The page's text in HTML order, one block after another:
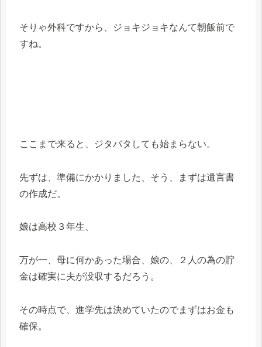
そりゃ外科ですから、ジョキジョキなんて朝飯前で
すね。
ここまで来ると、ジタバタしても始まらない。
先ずは、準備にかかりました、そう、まずは遺言書
の作成だ。
娘は高校３年生、
万が一、母に何かあった場合、娘の、２人の為の貯
金は確実に夫が没収するだろう。
その時点で、進学先は決めていたのでまずはお金も
確保。